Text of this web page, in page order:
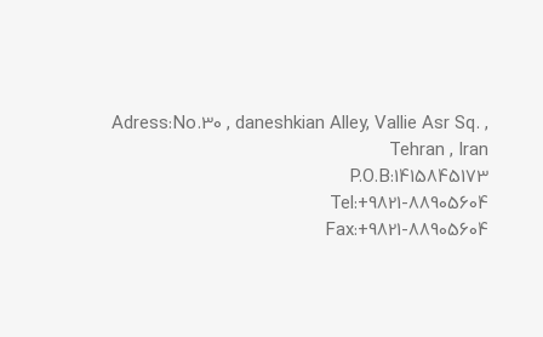
Adress:No.30 , daneshkian Alley, Vallie Asr Sq. ,
Tehran , Iran
P.O.B:1415845173
Tel:+9821-88905604
Fax:+9821-88905604